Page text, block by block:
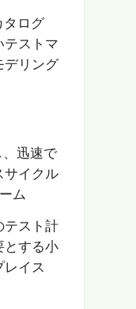
タログ
テストマ
デリング
迅速で
サイクル
ム
テスト計
とする小
イス